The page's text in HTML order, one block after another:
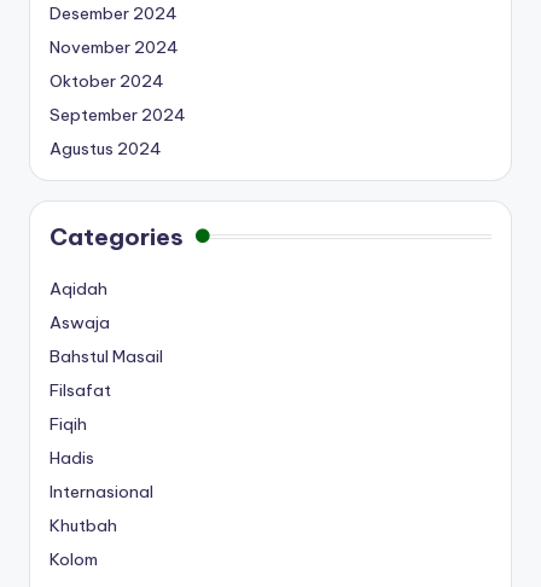
Desember 2024
November 2024
Oktober 2024
September 2024
Agustus 2024
Categories
Aqidah
Aswaja
Bahstul Masail
Filsafat
Fiqih
Hadis
Internasional
Khutbah
Kolom